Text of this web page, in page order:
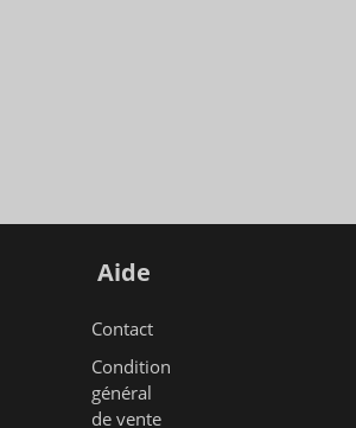
Aide
Contact
Condition
général
de vente